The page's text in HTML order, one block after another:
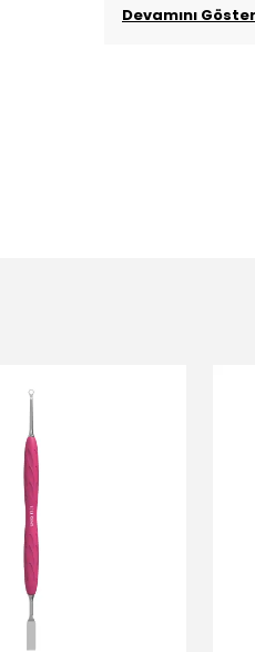
Devamını Göster